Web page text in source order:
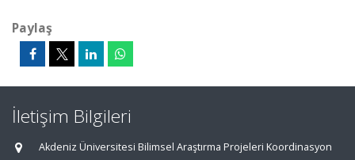
Paylaş
İletişim Bilgileri
Akdeniz Üniversitesi Bilimsel Araştırma Projeleri Koordinasyon